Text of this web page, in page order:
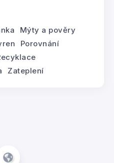
Mýty a pověry
Porovnání
Zateplení